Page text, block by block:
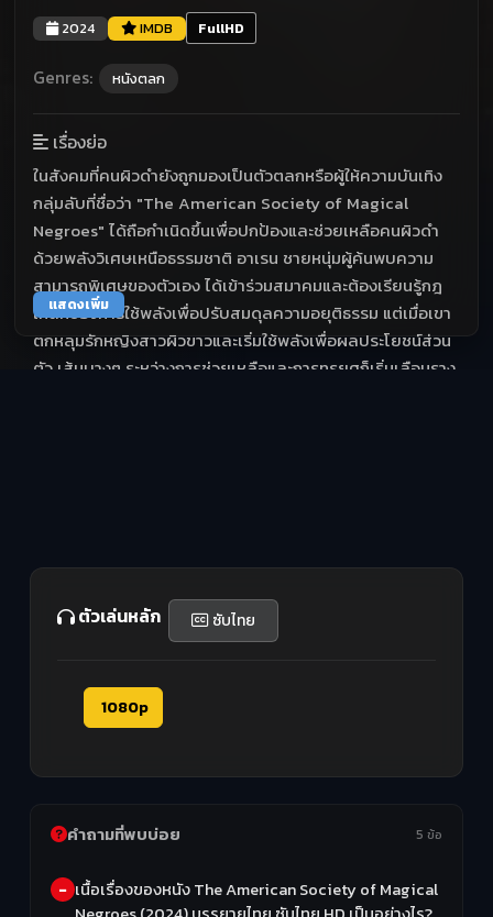
2024 IMDB FullHD
Genres: หนังตลก
เรื่องย่อ
ในสังคมที่คนผิวดำยังถูกมองเป็นตัวตลกหรือผู้ให้ความบันเทิง
กลุ่มลับที่ชื่อว่า "The American Society of Magical
Negroes" ได้ถือกำเนิดขึ้นเพื่อปกป้องและช่วยเหลือคนผิวดำ
ด้วยพลังวิเศษเหนือธรรมชาติ อาเรน ชายหนุ่มผู้ค้นพบความ
สามารถพิเศษของตัวเอง ได้เข้าร่วมสมาคมและต้องเรียนรู้กฎ
เหล็กของการใช้พลังเพื่อปรับสมดุลความอยุติธรรม แต่เมื่อเขา
ตกหลุมรักหญิงสาวผิวขาวและเริ่มใช้พลังเพื่อผลประโยชน์ส่วน
ตัว เส้นบางๆ ระหว่างการช่วยเหลือและการทรยศก็เริ่มเลือนราง
แสดงเพิ่ม
ตัวเล่นหลัก ซับไทย
1080p
คำถามที่พบบ่อย 5 ข้อ
เนื้อเรื่องของหนัง The American Society of Magical